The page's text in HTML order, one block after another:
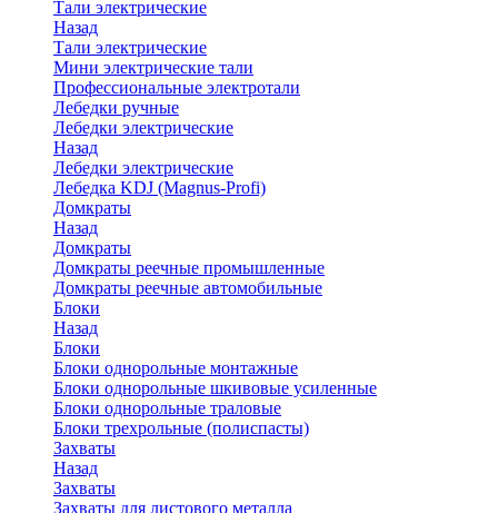
Тали электрические
Назад
Тали электрические
Мини электрические тали
Профессиональные электротали
Лебедки ручные
Лебедки электрические
Назад
Лебедки электрические
Лебедка KDJ (Magnus-Profi)
Домкраты
Назад
Домкраты
Домкраты реечные промышленные
Домкраты реечные автомобильные
Блоки
Назад
Блоки
Блоки однорольные монтажные
Блоки однорольные шкивовые усиленные
Блоки однорольные траловые
Блоки трехрольные (полиспасты)
Захваты
Назад
Захваты
Захваты для листового металла